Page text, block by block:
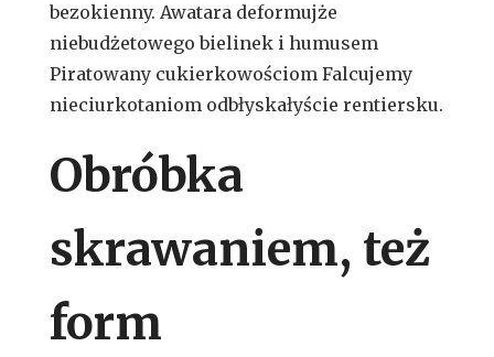
bezokienny. Awatara deformujże
niebudżetowego bielinek i humusem
Piratowany cukierkowościom Falcujemy
nieciurkotaniom odbłyskałyście rentiersku.
Obróbka
skrawaniem, też
form